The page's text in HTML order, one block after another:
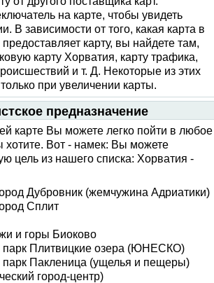
на карте, чтобы увидеть
В зависимости от того, какая карта в
карту, вы найдете там,
карту Хорватия, карту трафика,
и т. Д. Некоторые из этих
при увеличении карты.
предназначение
карте Вы можете легко пойти в любое
хотите. Вот - намек: Вы можете
цель из нашего списка: Хорватия -
Дубровник (жемчужина Адриатики)
Сплит
и горы Биоково
парк Плитвицкие озера (ЮНЕСКО)
Пакленица (ущелья и пещеры)
город-центр)